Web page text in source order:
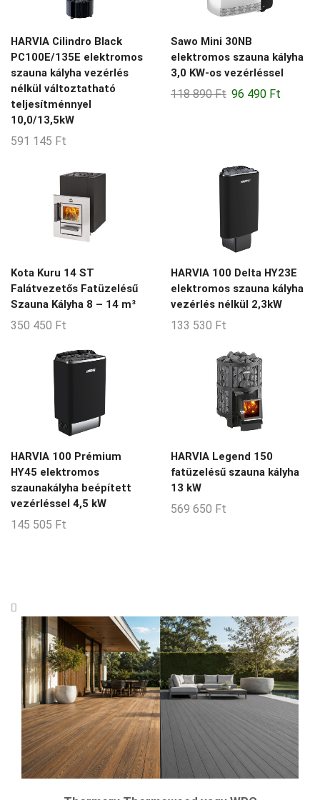
HARVIA Cilindro Black
PC100E/135E elektromos
szauna kályha vezérlés
nélkül változtatható
teljesítménnyel
10,0/13,5kW
591 145 Ft
Sawo Mini 30NB
elektromos szauna kályha
3,0 KW-os vezérléssel
118 890Ft Original
96 490 Ft
Kota Kuru 14 ST
Falátvezetős Fatüzelésű
Szauna Kályha 8 – 14 m³
350 450 Ft
HARVIA 100 Delta HY23E
elektromos szauna kályha
vezérlés nélkül 2,3kW
133 530 Ft
HARVIA 100 Prémium
HY45 elektromos
szaunakályha beépített
vezérléssel 4,5 kW
145 505 Ft
HARVIA Legend 150
fatüzelésű szauna kályha
13 kW
569 650 Ft